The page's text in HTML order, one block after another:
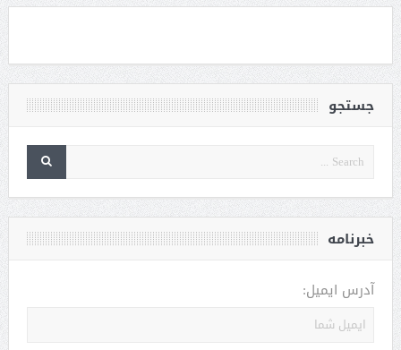
جستجو
خبرنامه
آدرس ایمیل: